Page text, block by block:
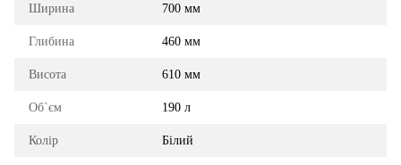
Ширина 700 мм
Глибина 460 мм
Висота 610 мм
Об`єм 190 л
Колір Білий